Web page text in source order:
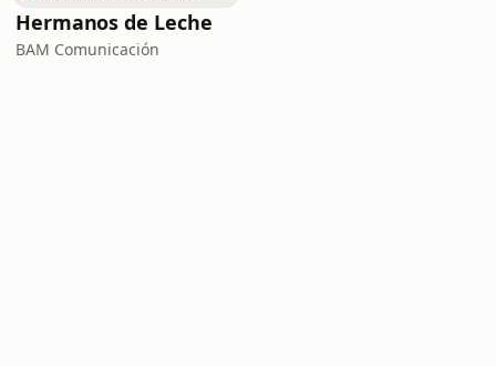
Hermanos de Leche
BAM Comunicación